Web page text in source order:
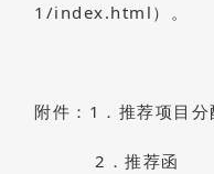
1/index.html）。
附件：1．推荐项目分
2．推荐函